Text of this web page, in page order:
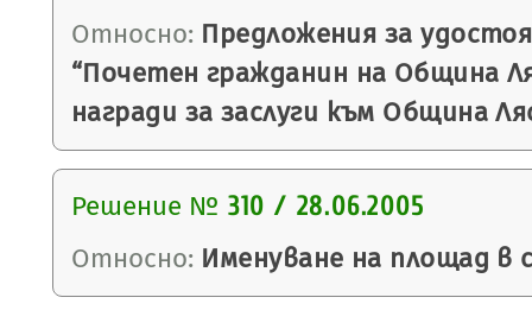
Относно: Предложения за
“Почетен гражданин на Община
награди за заслуги към Община
Решение № 310 / 28.06.2005
Относно: Именуване на площад в